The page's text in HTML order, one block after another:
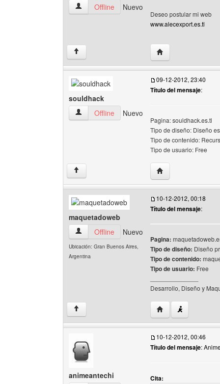
alecexport Ver perfil del usuario
Offline Nuevo
Deseo postular mi web
www.alecexport.es.tl
↑ Visitar sitio web del
souldhack
souldhack Ver perfil del usuario
Offline Nuevo
09-12-2012, 23:40
Título del mensaje:
Pagina: souldhack.es.tl
Tipo de diseño: Diseño
Tipo de contenido:
Tipo de usuario: Free
↑ Visitar sitio web del
maquetadoweb
maquetadoweb Ver perfil del usuario
Offline Nuevo
Ubicación: Gran Buenos Aires,
Argentina
10-12-2012, 00:18
Título del mensaje:
Pagina:
Tipo de diseño: Diseño
Tipo de contenido:
Tipo de usuario: Free
Desarrollo, Diseño y
↑ Visitar sitio web del
animeantechi
10-12-2012, 00:46
Título del mensaje:
Cita: